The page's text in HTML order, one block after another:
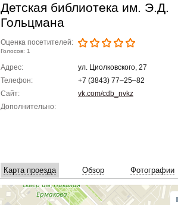
Детская библиотека им. Э.Д.
Гольцмана
Оценка посетителей:
Голосов: 1
Адрес:
ул. Циолковского, 27
Телефон:
+7 (3843) 77‒25‒82
Сайт:
vk.com/cdb_nvkz
Дополнительно:
Карта проезда Обзор Фотографии